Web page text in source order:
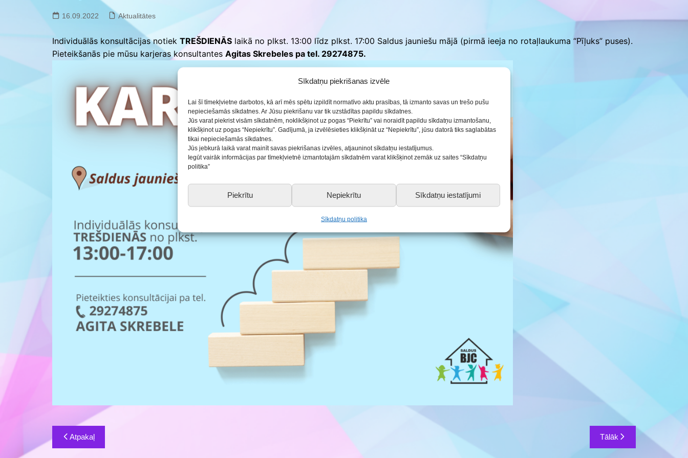
Sīkdatņu piekrišanas izvēle
Lai šī tīmekļvietne darbotos, kā arī mēs spētu izpildīt normatīvo aktu prasības, tā izmanto savas un trešo pušu
nepieciešamās sīkdatnes. Ar Jūsu piekrišanu var tik uzstādītas papildu sīkdatnes.
Jūs varat piekrist visām sīkdatnēm, noklikšķinot uz pogas “Piekrītu” vai noraidīt papildu sīkdatņu izmantošanu,
klikšķinot uz pogas “Nepiekrītu”. Gadījumā, ja izvēlēsieties klikšķināt uz “Nepiekrītu”, jūsu datorā tiks saglabātas
tikai nepieciešamās sīkdatnes.
Jūs jebkurā laikā varat mainīt savas piekrišanas izvēles, atjauninot sīkdatņu iestatījumus.
Iegūt vairāk informācijas par tīmekļvietnē izmantotajām sīkdatnēm varat klikšķinot zemāk uz saites “Sīkdatņu
politika”
Piekrītu Nepiekrītu Sīkdatņu iestatījumi
Sīkdatņu politika
izglītības programmu
realizācija pirmsskolās
Konkursu un pasākumu
16.09.2022 Aktualitātes
Individuālās konsultācijas notiek TREŠDIENĀS laikā no plkst. 13:00 līdz plkst. 17:00 Saldus jauniešu mājā (pirmā ieeja no rotaļlaukuma “Pīļuks” puses).
Pieteikšanās pie mūsu karjeras konsultantes Agitas Skrebeles pa tel. 29274875.
Ziņu
Atpakaļ Tālāk